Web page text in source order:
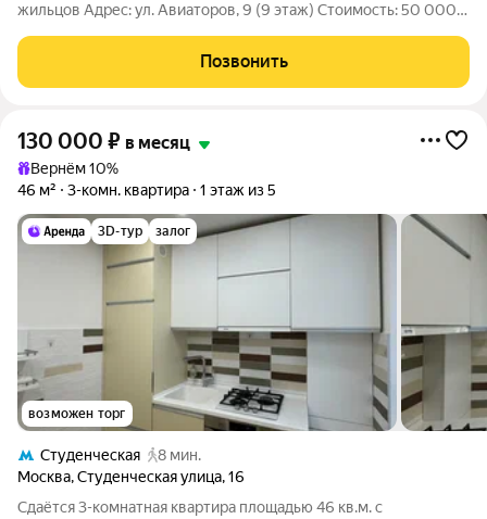
жильцов Адрес: ул. Авиаторов, 9 (9 этаж) Стоимость: 50 000 +
евротрёшка в современном жилом комплексе. Отличная
планировка,
Позвонить
130 000 ₽ в месяц
Вернём 10%
46 м²
3-комн. квартира 1 этаж из 5
3D-тур залог
возможен торг
Студенческая
8 мин.
Москва,Студенческая улица,16
Сдаётся 3-комнатная квартира площадью 46 кв.м. с